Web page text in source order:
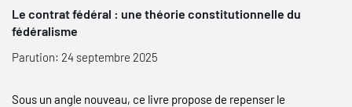
Le contrat fédéral : une théorie constitutionnelle du
fédéralisme
Parution: 24 septembre 2025
Sous un angle nouveau, ce livre propose de repenser le